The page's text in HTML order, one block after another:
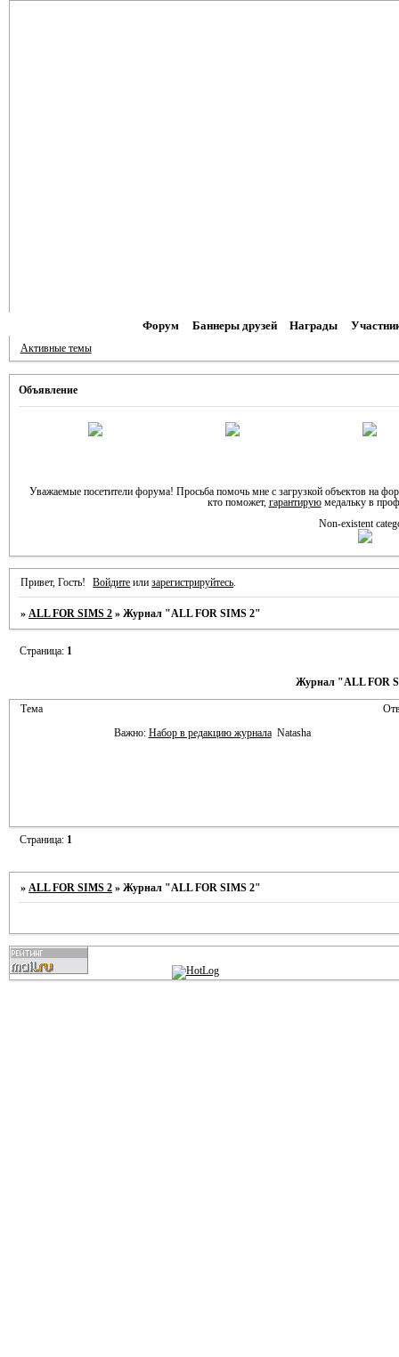
Форум Баннеры друзей Награды
Активные темы
Объявление
Уважаемые посетители форума! Просьба помочь мне с загрузкой объектов на
кто поможет, гарантируюмедальку в
Non-existent
Привет, Гость! Войдите илизарегистрируйтесь
» ALL FOR SIMS 2 »Журнал "ALL FOR SIMS 2"
Журнал "ALL FOR
Страница: 1
Тема
Важно: Набор в редакцию журнала Natasha
Страница: 1
»ALL FOR SIMS 2 »Журнал "ALL FOR SIMS 2"